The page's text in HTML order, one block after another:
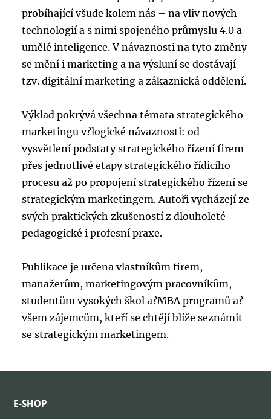
probíhající všude kolem nás – na vliv nových
technologií a s nimi spojeného průmyslu 4.0 a
umělé inteligence. V návaznosti na tyto změny
se mění i marketing a na výsluní se dostávají
tzv. digitální marketing a zákaznická oddělení.
Výklad pokrývá všechna témata strategického
marketingu v?logické návaznosti: od
vysvětlení podstaty strategického řízení firem
přes jednotlivé etapy strategického řídicího
procesu až po propojení strategického řízení se
strategickým marketingem. Autoři vycházejí ze
svých praktických zkušeností z dlouholeté
pedagogické i profesní praxe.
Publikace je určena vlastníkům firem,
manažerům, marketingovým pracovníkům,
studentům vysokých škol a?MBA programů a?
všem zájemcům, kteří se chtějí blíže seznámit
se strategickým marketingem.
E-SHOP